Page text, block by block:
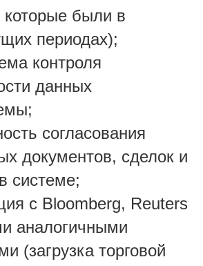
были в
периодах);
контроля
данных
согласования
документов, сделок и
системе;
с Bloomberg, Reuters
аналогичными
(загрузка торговой